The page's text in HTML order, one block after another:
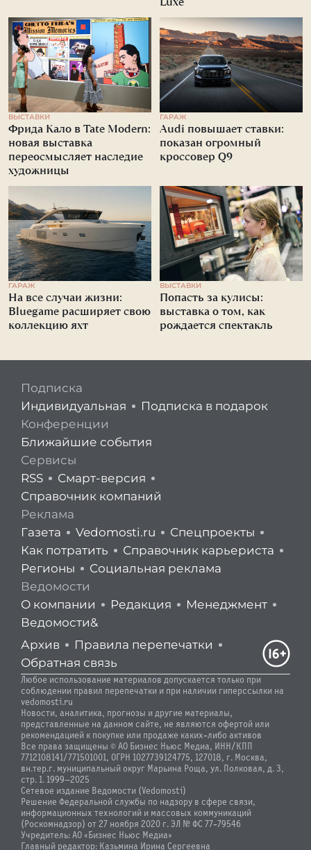
ВЫСТАВКИ
Фрида Кало в Tate Modern:
новая выставка
переосмысляет наследие
художницы
ГАРАЖ
Audi повышает ставки:
показан огромный
кроссовер Q9
ГАРАЖ
На все случаи жизни:
Bluegame расширяет свою
коллекцию яхт
ВЫСТАВКИ
Попасть за кулисы:
выставка о том, как
рождается спектакль
Подписка
Индивидуальная
Подписка в подарок
Конференции
Ближайшие события
Сервисы
RSS
Смарт-версия
Справочник компаний
Реклама
Газета
Vedomosti.ru
Спецпроекты
Как потратить
Справочник карьериста
Регионы
Социальная реклама
Ведомости
О компании
Редакция
Менеджмент
Ведомости&
Архив
Правила перепечатки
Обратная связь
Любое использование материалов допускается только при
соблюдении правил перепечатки и при наличии гиперссылки на
vedomosti.ru
Новости, аналитика, прогнозы и другие материалы,
представленные на данном сайте, не являются офертой или
рекомендацией к покупке или продаже каких-либо активов
Все права защищены © АО Бизнес Ньюс Медиа, ИНН/КПП
7712108141/771501001, ОГРН 1027739124775, 127018, г. Москва,
вн.тер.г. муниципальный округ Марьина Роща, ул. Полковая, д. 3,
стр. 1. 1999—2025
Сетевое издание Ведомости (Vedomosti)
Решение Федеральной службы по надзору в сфере связи,
информационных технологий и массовых коммуникаций
(Роскомнадзор) от 27 ноября 2020 г. ЭЛ № ФС 77-79546
Учредитель: АО «Бизнес Ньюс Медиа»
Главный редактор: Казьмина Ирина Сергеевна